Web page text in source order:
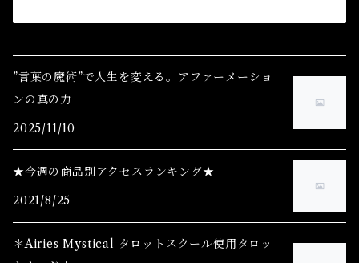
”言葉の魔術”で人生を変える。アファーメーショ
ンの真の力
2025/11/10
★今週の商品別アクセスランキング★
2021/8/25
＊Airies Mystical タロットスクール使用タロッ